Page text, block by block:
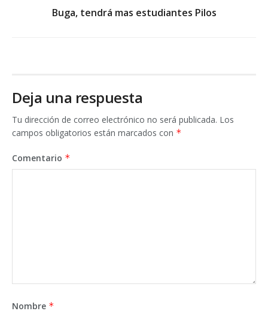
Buga, tendrá mas estudiantes Pilos
Deja una respuesta
Tu dirección de correo electrónico no será publicada. Los
campos obligatorios están marcados con *
Comentario *
Nombre *